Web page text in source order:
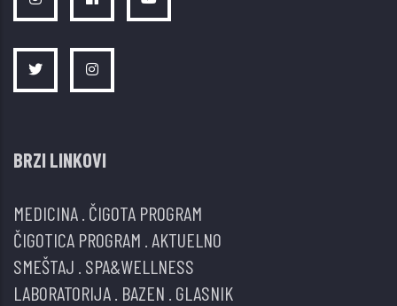
BRZI LINKOVI
MEDICINA ČIGOTA PROGRAM
ČIGOTICA PROGRAM AKTUELNO
SMEŠTAJ SPA&WELLNESS
LABORATORIJA BAZEN GLASNIK